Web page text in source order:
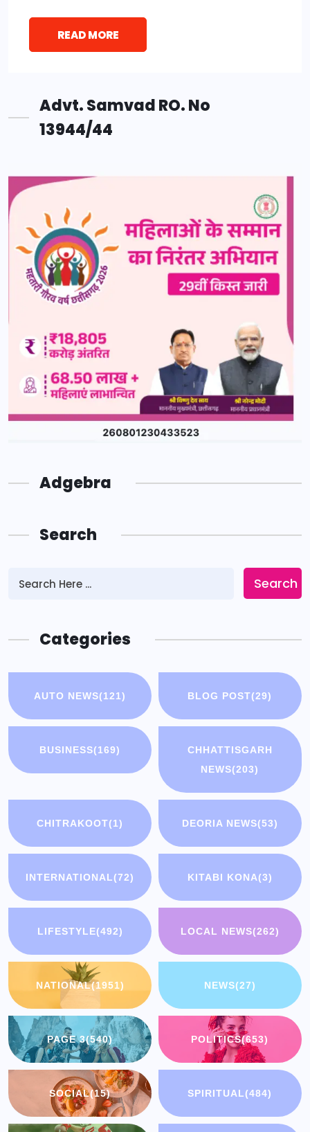
READ MORE
Advt. Samvad RO. No
13944/44
Adgebra
Search
Search
Categories
AUTO NEWS(121) BLOG POST(29)
BUSINESS(169)
CHHATTISGARH
NEWS(203)
CHITRAKOOT(1) DEORIA NEWS(53)
INTERNATIONAL(72) KITABI KONA(3)
LIFESTYLE(492) LOCAL NEWS(262)
NATIONAL(1951) NEWS(27)
PAGE 3(540) POLITICS(653)
SOCIAL(15) SPIRITUAL(484)